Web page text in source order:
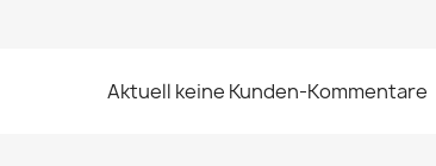
Aktuell keine Kunden-Kommentare